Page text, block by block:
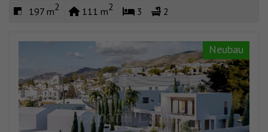
197 m2 111 m2 3 2
Neubau